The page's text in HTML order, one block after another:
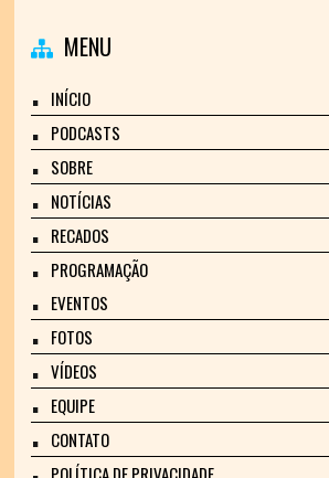
MENU
INÍCIO
PODCASTS
SOBRE
NOTÍCIAS
RECADOS
PROGRAMAÇÃO
EVENTOS
FOTOS
VÍDEOS
EQUIPE
CONTATO